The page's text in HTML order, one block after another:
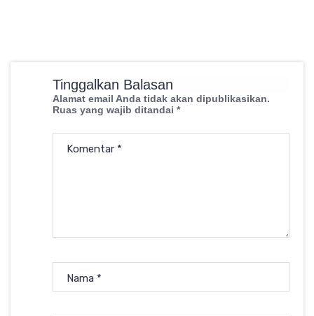
Tinggalkan Balasan
Alamat email Anda tidak akan dipublikasikan.
Ruas yang wajib ditandai *
Komentar *
Nama *